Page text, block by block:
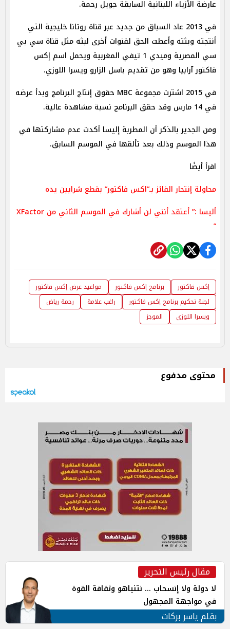
عارضة الأزياء اللبنانية السابقة جويل رحمة.
في 2013 عاد السباق من جديد عبر قناة روتانا خليجية التي
أنتجته وبثته وأعطت الحق لقنوات أخرى لبثه مثل قناة سي بي
سي المصرية وميدي 1 تيفي المغربية ويحمل اسم إكس
فاكتور آرابيا وهو من تقديم باسل الزارو ويسرا اللوزي.
في 2015 اشترت مجموعة MBC حقوق إنتاج البرنامج وبدأ عرضه
في 14 مارس وقد حقق البرنامج نسبة مشاهدة عالية.
ومن الجدير بالذكر أن المطربة إليسا أكدت عدم مشاركتها في
هذا الموسم وذلك بعد تألقها في الموسم السابق.
اقرأ أيضًا
محاولة إنتحار الفائز بـ”اكس فاكتور” بقطع شرايين يده
أليسا :” أعتقد أنني لن أشارك في الموسم الثاني من XFactor
”
إكس فاكتور برنامج إكس فاكتور
مواعيد عرض إكس فاكتور
لجنة تحكيم برنامج إكس فاكتور
راغب علامة
رحمة رياض
ويسرا اللوزي
الموجز
محتوى مدفوع
مقال رئيس التحرير
لا دولة ولا إنسحاب ... نتنياهو وثقافة القوة
في مواجهة المجهول
بقلم ياسر بركات